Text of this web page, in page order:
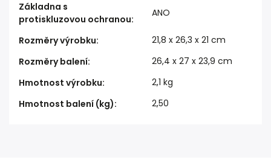
Základna s
protiskluzovou ochranou:
ANO
Rozměry výrobku:
21,8 x 26,3 x 21 cm
Rozměry balení:
26,4 x 27 x 23,9 cm
Hmotnost výrobku:
2,1 kg
Hmotnost balení (kg): 2,50